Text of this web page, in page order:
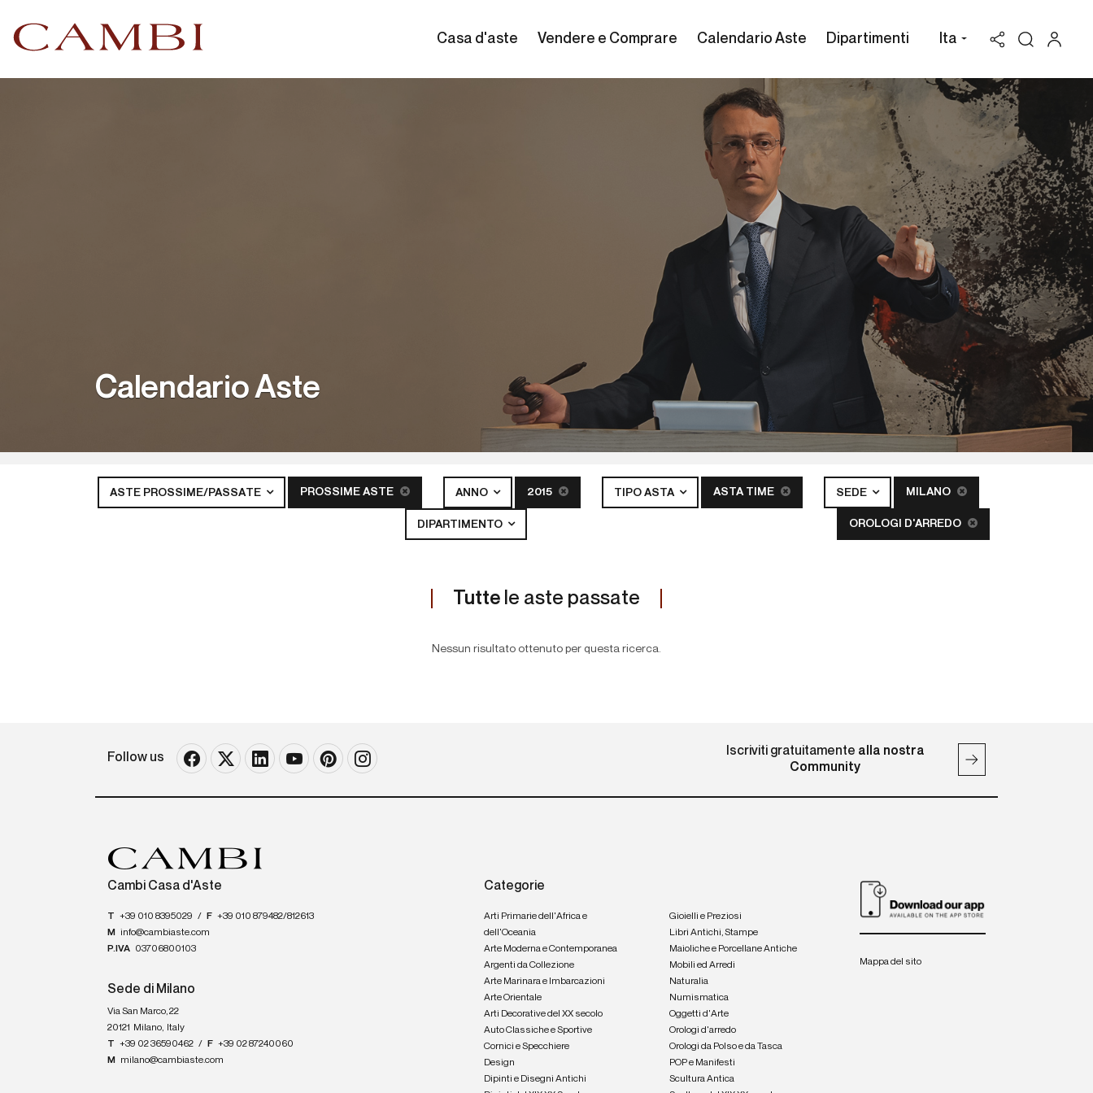
Casa d'aste Vendere e Comprare Calendario Aste Dipartimenti Ita
Calendario Aste
ASTE PROSSIME/PASSATE PROSSIME ASTE ANNO 2015 TIPO ASTA ASTA TIME SEDE MILANO
DIPARTIMENTO OROLOGI D'ARREDO
Tutte le aste passate
Nessun risultato ottenuto per questa ricerca.
Follow us Iscriviti gratuitamente alla nostra
Community
Cambi Casa d'Aste
T +39 010 8395029 / F +39 010 879482/812613
M
info@cambiaste.com
P.IVA 03706800103
Sede di Milano
Via San Marco, 22
20121
Milano, Italy
T +39 02 36590462 / F +39 02 87240060
M
milano@cambiaste.com
Categorie
Arti Primarie dell'Africa e
dell'Oceania
Arte Moderna e Contemporanea
Argenti da Collezione
Arte Marinara e Imbarcazioni
Arte Orientale
Arti Decorative del XX secolo
Auto Classiche e Sportive
Cornici e Specchiere
Design
Dipinti e Disegni Antichi
Gioielli e Preziosi
Libri Antichi, Stampe
Maioliche e Porcellane Antiche
Mobili ed Arredi
Naturalia
Numismatica
Oggetti d'Arte
Orologi d'arredo
Orologi da Polso e da Tasca
POP e Manifesti
Scultura Antica
Mappa del sito